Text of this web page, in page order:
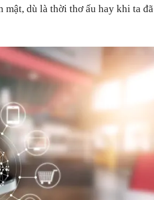
mật, dù là thời thơ ấu hay khi ta